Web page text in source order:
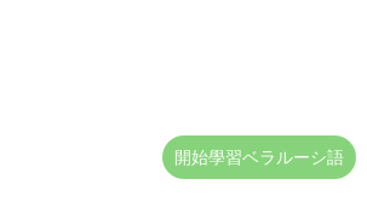
開始學習ベラルーシ語